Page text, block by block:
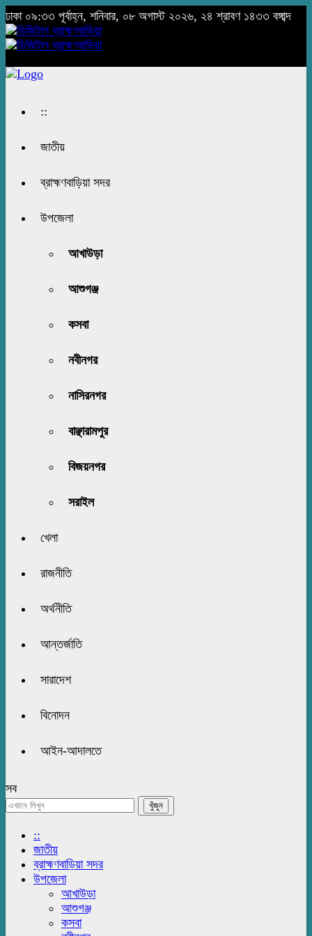
ঢাকা ০৯:৩৩ পূর্বাহ্ন, শনিবার, ০৮ অগাস্ট ২০২৬, ২৪ শ্রাবণ ১৪৩৩ বঙ্গাব্দ
::
জাতীয়
ব্রাহ্মণবাড়িয়া সদর
উপজেলা
আখাউড়া
আশুগঞ্জ
কসবা
নবীনগর
নাসিরনগর
বাঞ্ছারামপুর
বিজয়নগর
সরাইল
খেলা
রাজনীতি
অর্থনীতি
আন্তর্জাতি
সারাদেশ
বিনোদন
আইন-আদালতে
সব
::
জাতীয়
ব্রাহ্মণবাড়িয়া সদর
উপজেলা
আখাউড়া
আশুগঞ্জ
কসবা